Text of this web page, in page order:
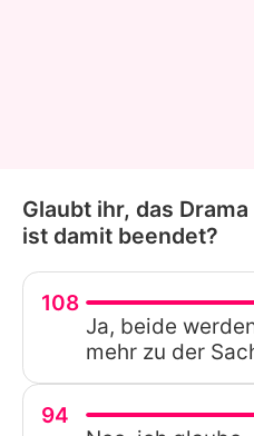
Glaubt ihr, das
ist damit beendet?
108
Ja, beide
mehr zu der
94